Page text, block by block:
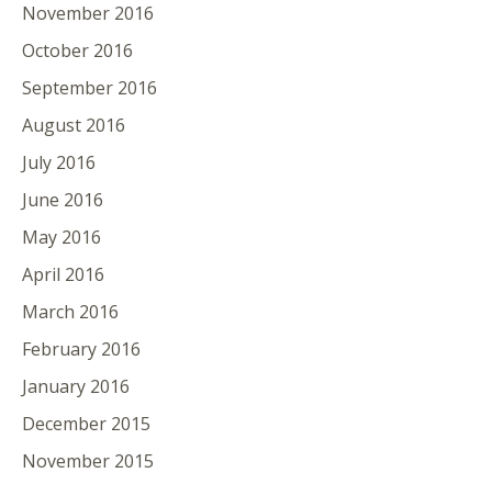
November 2016
October 2016
September 2016
August 2016
July 2016
June 2016
May 2016
April 2016
March 2016
February 2016
January 2016
December 2015
November 2015